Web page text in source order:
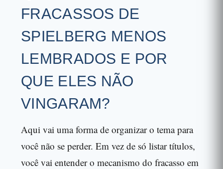
FRACASSOS DE
SPIELBERG MENOS
LEMBRADOS E POR
QUE ELES NÃO
VINGARAM?
Aqui vai uma forma de organizar o tema para
você não se perder. Em vez de só listar títulos,
você vai entender o mecanismo do fracasso em